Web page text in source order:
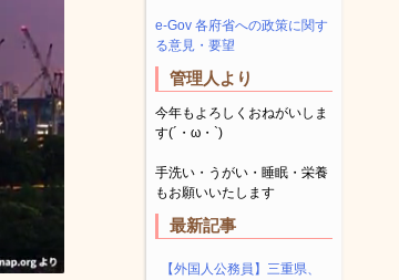
e-Gov 各府省への政策に関す
る意見・要望
管理人より
今年もよろしくおねがいしま
す(´・ω・`)
手洗い・うがい・睡眠・栄養
もお願いいたします
最新記事
【外国人公務員】三重県、